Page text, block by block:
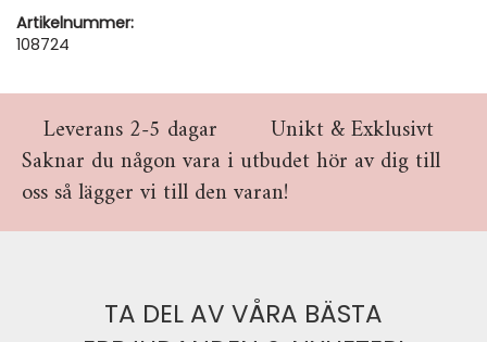
Artikelnummer:
108724
Leverans 2-5 dagar
Unikt & Exklusivt
Saknar du någon vara i utbudet hör av dig till
oss så lägger vi till den varan!
TA DEL AV VÅRA BÄSTA